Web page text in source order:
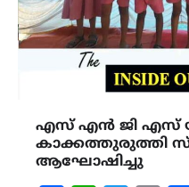
എസ് എൻ ജി എസ്
കാക്കത്തുരുത്തി
ആഘോഷിച്ചു